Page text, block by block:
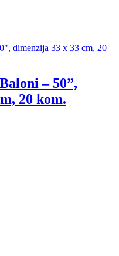
– 50”,
20 kom.